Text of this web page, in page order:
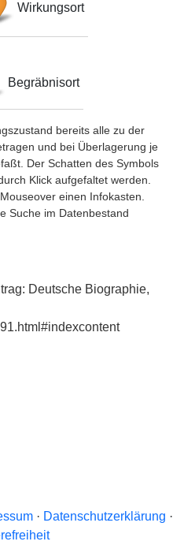
Wirkungsort
Begräbnisort
bereits alle zu der
und bei Überlagerung je
Der Schatten des Symbols
Klick aufgefaltet werden.
einen Infokasten.
Suche im Datenbestand
Deutsche Biographie,
· Datenschutzerklärung ·